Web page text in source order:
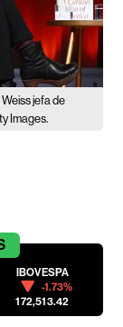
jefa de
Images.
IBOVESPA
-1.73%
172,513.42